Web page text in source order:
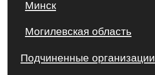
Минск
Могилевская область
Подчиненные организации